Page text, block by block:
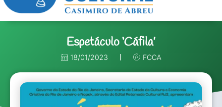
Espetáculo ‘Cáfila’
18/01/2023 FCCA